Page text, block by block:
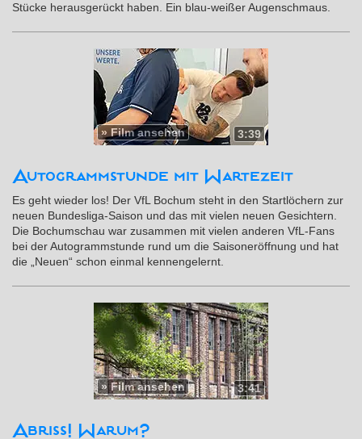
Stücke herausgerückt haben. Ein blau-weißer Augenschmaus.
3:39
» Film ansehen
Autogrammstunde mit Wartezeit
Es geht wieder los! Der VfL Bochum steht in den Startlöchern zur
neuen Bundesliga-Saison und das mit vielen neuen Gesichtern.
Die Bochumschau war zusammen mit vielen anderen VfL-Fans
bei der Autogrammstunde rund um die Saisoneröffnung und hat
die „Neuen“ schon einmal kennengelernt.
3:41
»Film ansehen
Abriss! Warum?